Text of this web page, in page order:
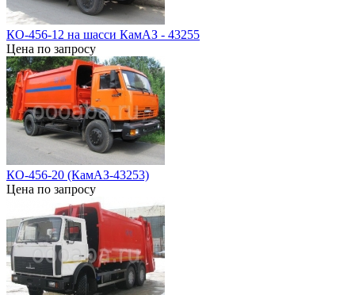
КО-456-12 на шасси КамАЗ - 43255
Цена по запросу
КО-456-20 (КамАЗ-43253)
Цена по запросу